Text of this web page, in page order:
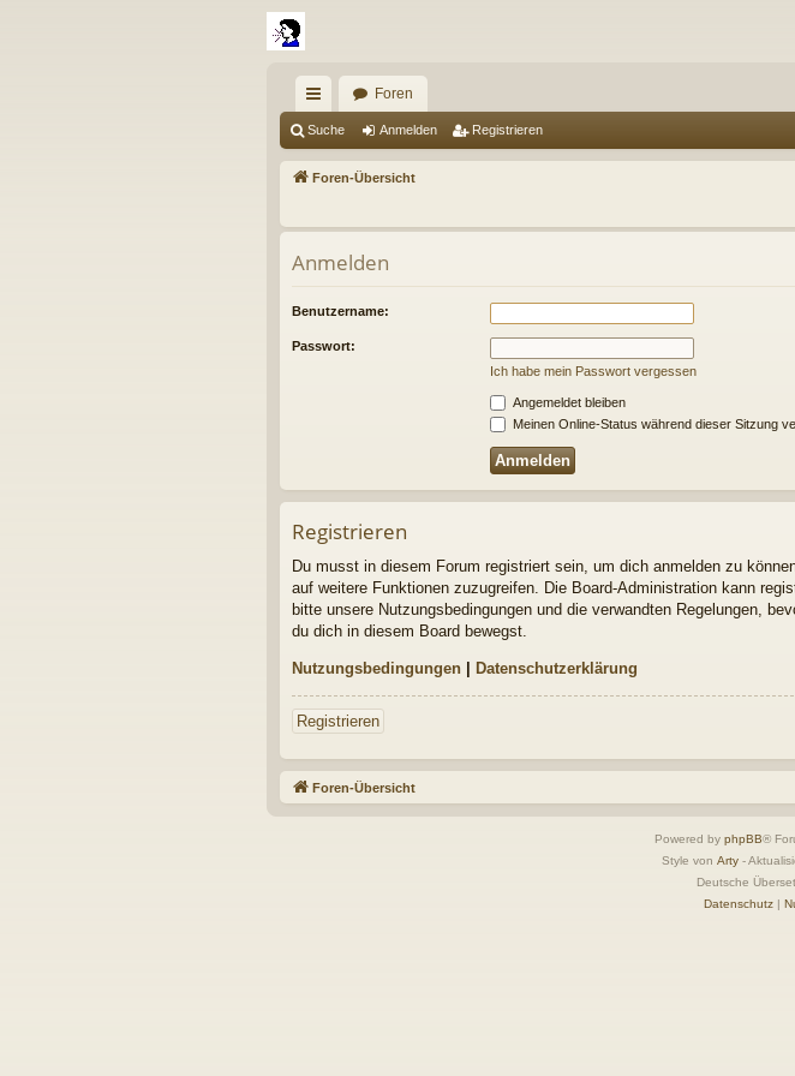
ch
ne
riff
Foren
Suche Anmelden Registrieren
Foren-Übersicht
Anmelden
Benutzername:
Passwort:
Ich habe mein Passwort vergessen
Angemeldet bleiben
Meinen Online-Status während dieser Sitzung
Registrieren
Du musst in diesem Forum registriert sein, um dich anmelden zu
auf weitere Funktionen zuzugreifen. Die Board-Administration kann
bitte unsere Nutzungsbedingungen und die verwandten Regelungen,
du dich in diesem Board bewegst.
Nutzungsbedingungen | Datenschutzerklärung
Registrieren
Foren-Übersicht
Powered by phpBB®
Style von Arty-
Deutsche
Datenschutz|